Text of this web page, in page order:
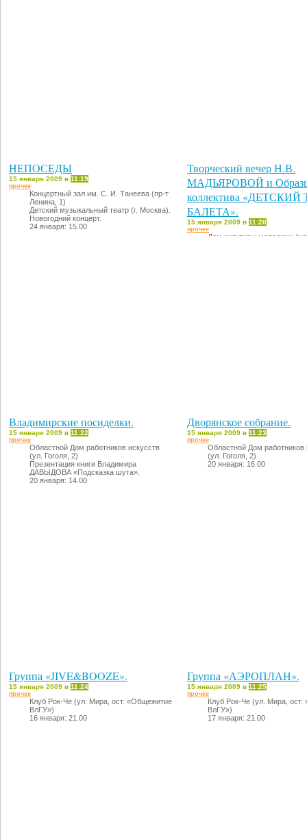
НЕПОСЕДЫ
15 января 2009 в 11:19
прочее
Концертный зал им. С. И. Танеева (пр-т
Ленина, 1)
Детский музыкальный театр (г. Москва).
Новогодний концерт.
24 января: 15.00
Творческий вечер Н.В.
МАДЬЯРОВОЙ и
коллектива «ДЕТСКИЙ
БАЛЕТА».
15 января 2009 в 11:20
прочее
Дом культуры молодежи
Владимирские посиделки.
15 января 2009 в 11:22
прочее
Областной Дом работников искусств
(ул. Гоголя, 2)
Презентация книги Владимира
ДАВЫДОВА «Подсказка шута».
20 января: 14.00
Дворянское собрание.
15 января 2009 в 11:23
прочее
Областной Дом работников
(ул. Гоголя, 2)
20 января: 16.00
Группа «JIVE&BOOZE».
15 января 2009 в 11:24
прочее
Клуб Рок-Че (ул. Мира, ост. «Общежитие
ВлГУ»)
16 января: 21.00
Группа «АЭРОПЛАН».
15 января 2009 в 11:25
прочее
Клуб Рок-Че (ул. Мира,
ВлГУ»)
17 января: 21.00